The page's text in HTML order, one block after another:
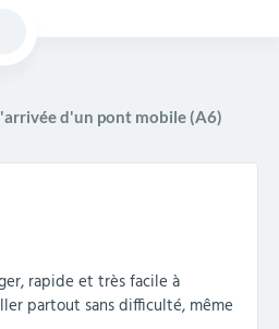
d'un pont mobile (A6)
rapide et très facile à
partout sans difficulté, même